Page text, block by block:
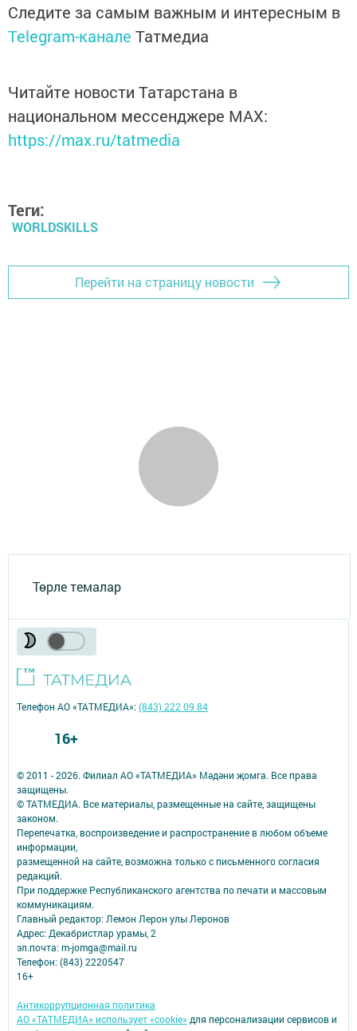
Следите за самым важным и интересным в
Telegram-канале Татмедиа
Читайте новости Татарстана в
национальном мессенджере MАХ:
https://max.ru/tatmedia
Теги:
WORLDSKILLS
Перейти на страницу новости
Төрле темалар
© 2011 - 2026. Филиал АО «ТАТМЕДИА» Мәдәни җомга. Все права
защищены.
© ТАТМЕДИА. Все материалы, размещенные на сайте, защищены
законом.
Перепечатка, воспроизведение и распространение в любом объеме
информации,
размещенной на сайте, возможна только с письменного согласия
редакций.
При поддержке Республиканского агентства по печати и массовым
коммуникациям.
Главный редактор: Лемон Лерон улы Леронов
Адрес: Декабристлар урамы, 2
эл.почта: m-jomga@mail.ru
Телефон: (843) 2220547
16+
Антикоррупционная политика
АО «ТАТМЕДИА» использует «cookie»для персонализации сервисов и
Телефон АО «ТАТМЕДИА»:(843) 222 09 84
16+